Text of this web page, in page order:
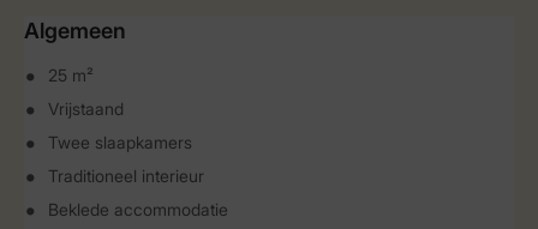
Algemeen
25 m²
Vrijstaand
Twee slaapkamers
Traditioneel interieur
Beklede accommodatie